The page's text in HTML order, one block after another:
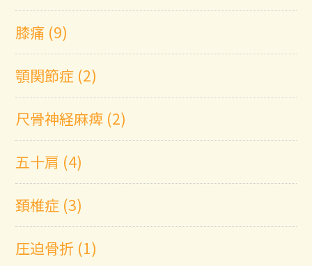
膝痛 (9)
顎関節症 (2)
尺骨神経麻痺 (2)
五十肩 (4)
頚椎症 (3)
圧迫骨折 (1)